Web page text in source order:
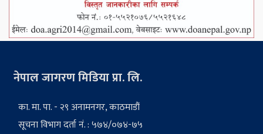
नेपाल जागरण मिडिया प्रा. लि.
का. मा. पा. - २९ अनामनगर, काठमाडौं
सूचना विभाग दर्ता नं. : ५७४/०७४-७५